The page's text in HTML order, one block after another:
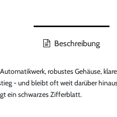
Beschreibung
robustes Gehäuse, klare
- und bleibt oft weit darüber
ein schwarzes Zifferblatt.